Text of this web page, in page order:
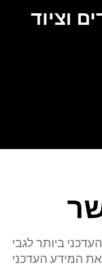
וציוד
ביותר לגבי
המידע העדכני